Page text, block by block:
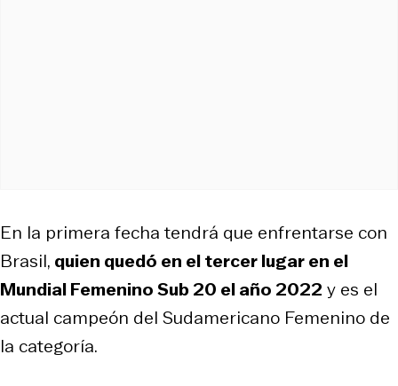
En la primera fecha tendrá que enfrentarse con
Brasil, quien quedó en el tercer lugar en el
Mundial Femenino Sub 20 el año 2022 y es el
actual campeón del Sudamericano Femenino de
la categoría.